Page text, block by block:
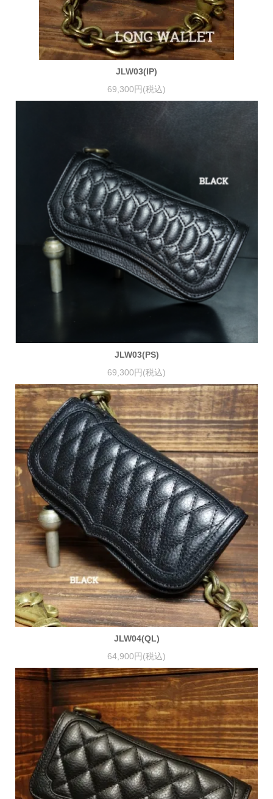
JLW03(IP)
69,300円(税込)
JLW03(PS)
69,300円(税込)
JLW04(QL)
64,900円(税込)